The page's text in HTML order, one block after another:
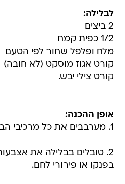
לבלילה:
2 ביצים
1/2 כפית קמח
מלח ופלפל שחור לפי הטעם
קורט אגוז מוסקט (לא חובה)
קורט צילי יבש.
אופן ההכנה:
1. מערבבים את כל מרכיבי הבלילה.
2. טובלים בבלילה את
בפנקו או פירורי לחם.